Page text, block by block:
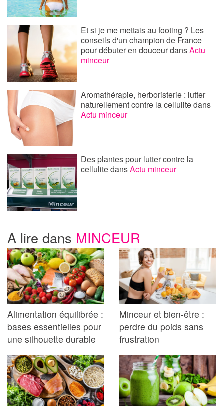
Et si je me mettais au footing ? Les
conseils d'un champion de France
pour débuter en douceurdansActu
minceur
Aromathérapie, herboristerie : lutter
naturellement contre la cellulitedans
Actu minceur
Des plantes pour lutter contre la
cellulitedansActu minceur
A lire dans MINCEUR
Alimentation équilibrée :
bases essentielles pour
une silhouette durable
Minceur et bien-être :
perdre du poids sans
frustration